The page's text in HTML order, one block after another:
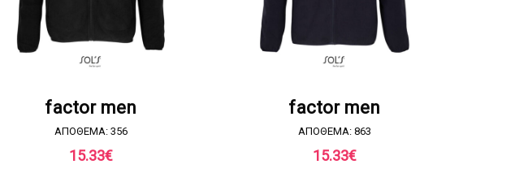
ΖΗΤΗΣΤΕ ΠΡΟΣΦΟΡΑ
factor men
ΑΠΟΘΕΜΑ: 356
15.33€
ΖΗΤΗΣΤΕ ΠΡΟΣΦΟΡΑ
factor men
ΑΠΟΘΕΜΑ: 863
15.33€